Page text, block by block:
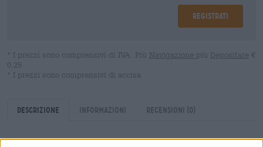
Registrati
* I prezzi sono comprensivi di IVA. Più Navigazione più Depositare €
0,25
* I prezzi sono comprensivi di accisa
Descrizione Informazioni Recensioni (0)